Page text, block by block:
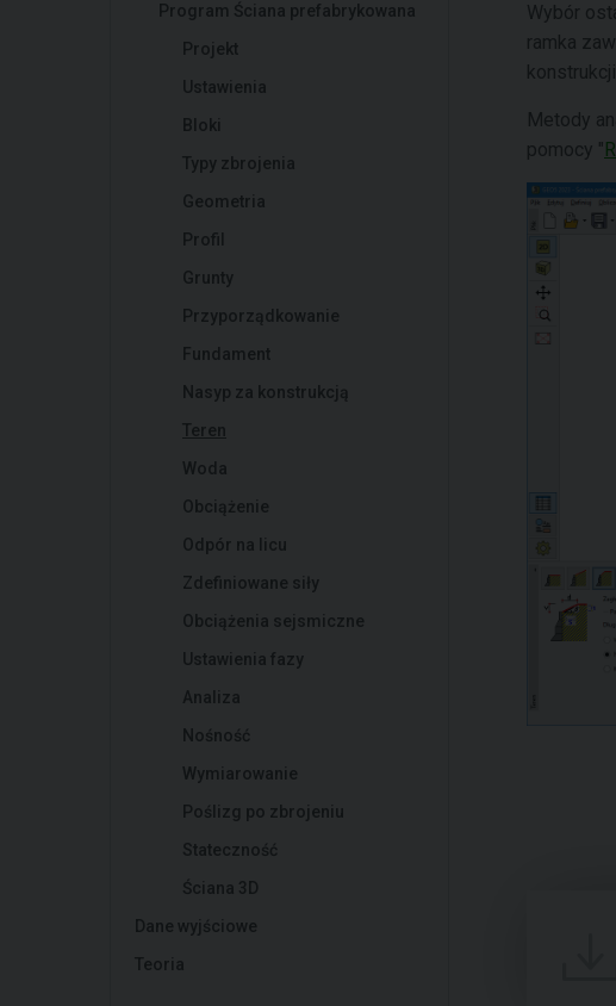
Program Ściana prefabrykowana
Projekt
Ustawienia
Bloki
Typy zbrojenia
Geometria
Profil
Grunty
Przyporządkowanie
Fundament
Nasyp za konstrukcją
Teren
Woda
Obciążenie
Odpór na licu
Zdefiniowane siły
Obciążenia sejsmiczne
Ustawienia fazy
Analiza
Nośność
Wymiarowanie
Poślizg po zbrojeniu
Stateczność
Ściana 3D
Dane wyjściowe
Teoria
Wybór
ramka
konstrukcji.
Metody
pomocy "